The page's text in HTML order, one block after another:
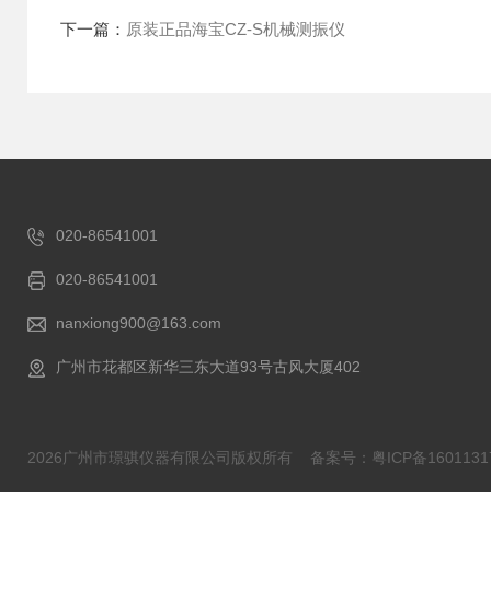
下一篇： 原装正品海宝CZ-S机械测振仪
020-86541001
020-86541001
nanxiong900@163.com
广州市花都区新华三东大道93号古风大厦402
2026广州市璟骐仪器有限公司版权所有 备案号：粤ICP备